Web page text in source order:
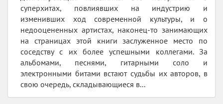
суперхитах, повлиявших на индустрию и
изменивших ход современной культуры, и о
недооцененных артистах, наконец-то занимающих
на страницах этой книги заслуженное место по
соседству с их более успешными коллегами. За
альбомами, песнями, гитарными соло и
электронными битами встают судьбы их авторов, в
свою очередь, складывающиеся в...